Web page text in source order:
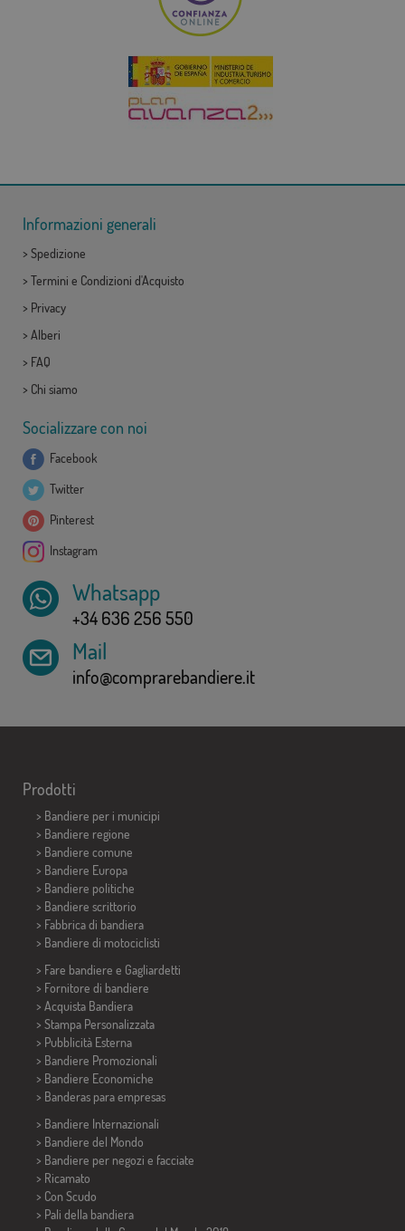
Informazioni generali
> Spedizione
> Termini e Condizioni d'Acquisto
> Privacy
> Alberi
> FAQ
> Chi siamo
Socializzare con noi
Facebook
Twitter
Pinterest
Instagram
Whatsapp
+34 636 256 550
Mail
info@comprarebandiere.it
Prodotti
> Bandiere per i municipi
> Bandiere regione
> Bandiere comune
> Bandiere Europa
> Bandiere politiche
> Bandiere scrittorio
> Fabbrica di bandiera
> Bandiere di motociclisti
> Fare bandiere e Gagliardetti
> Fornitore di bandiere
> Acquista Bandiera
> Stampa Personalizzata
> Pubblicità Esterna
> Bandiere Promozionali
> Bandiere Economiche
> Banderas para empresas
> Bandiere Internazionali
> Bandiere del Mondo
> Bandiere per negozi e facciate
> Ricamato
> Con Scudo
> Pali della bandiera